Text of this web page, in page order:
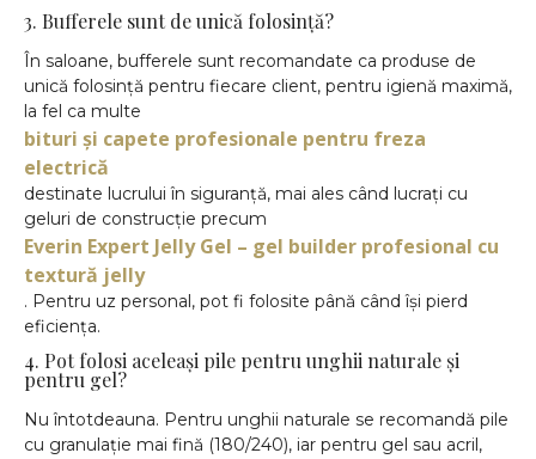
3. Bufferele sunt de unică folosință?
În saloane, bufferele sunt recomandate ca produse de
unică folosință pentru fiecare client, pentru igienă maximă,
la fel ca multe
bituri și capete profesionale pentru freza
electrică
destinate lucrului în siguranță, mai ales când lucrați cu
geluri de construcție precum
Everin Expert Jelly Gel – gel builder profesional cu
textură jelly
. Pentru uz personal, pot fi folosite până când își pierd
eficiența.
4. Pot folosi aceleași pile pentru unghii naturale și
pentru gel?
Nu întotdeauna. Pentru unghii naturale se recomandă pile
cu granulație mai fină (180/240), iar pentru gel sau acril,